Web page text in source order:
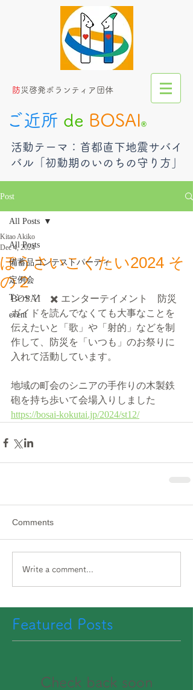
​ 防災啓発ボランティア団体
ご近所 de BOSAI®︎
​活動テーマ：首都直下地震サバイ
バル「初動期のいのちの守り方」
Post
All Posts
備蓄品コンテストパーティ
定例会
Tシャツ
event
All Posts
ぼうさいこくたい2024 そ
の２
Kitao Akiko
Dec 4, 2024
BOSAI　✖️ エンターテイメント　防災
ガイドを読んでなくても大事なことを
伝えたいと「歌」や「射的」などを制
作して、防災を「いつも」のお祭りに
入れて活動しています。
地域の町会のシニアの手作りの木製鉄
砲を持ち歩いて会場入りしました
https://bosai-kokutai.jp/2024/st12/
Comments
Write a comment...
Featured Posts
Check back soon